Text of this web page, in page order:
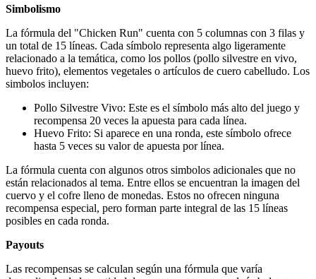
Simbolismo
La fórmula del "Chicken Run" cuenta con 5 columnas con 3 filas y
un total de 15 líneas. Cada símbolo representa algo ligeramente
relacionado a la temática, como los pollos (pollo silvestre en vivo,
huevo frito), elementos vegetales o artículos de cuero cabelludo. Los
simbolos incluyen:
Pollo Silvestre Vivo: Este es el símbolo más alto del juego y
recompensa 20 veces la apuesta para cada línea.
Huevo Frito: Si aparece en una ronda, este símbolo ofrece
hasta 5 veces su valor de apuesta por línea.
La fórmula cuenta con algunos otros simbolos adicionales que no
están relacionados al tema. Entre ellos se encuentran la imagen del
cuervo y el cofre lleno de monedas. Estos no ofrecen ninguna
recompensa especial, pero forman parte integral de las 15 líneas
posibles en cada ronda.
Payouts
Las recompensas se calculan según una fórmula que varía